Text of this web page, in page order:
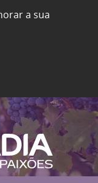
a sua